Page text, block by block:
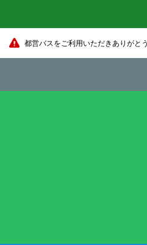
都営バスをご利用いただきありがと